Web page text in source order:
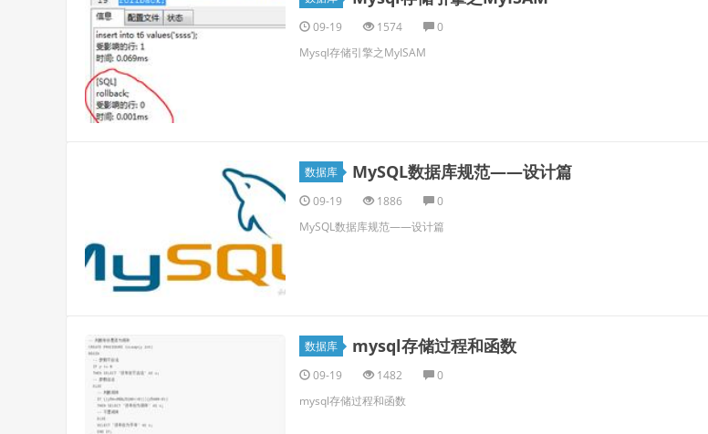
09-19 1574
0
Mysql存储引擎之MyISAM
数据库 MySQL数据库规范——设计篇
09-19 1886
0
MySQL数据库规范——设计篇
数据库 mysql存储过程和函数
09-19 1482
0
mysql存储过程和函数